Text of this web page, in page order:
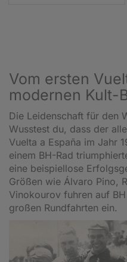
Vom ersten
modernen Kult-
Die Leidenschaft für den
Wusstest du, dass der
Vuelta a España im Jahr
einem BH-Rad
eine beispiellose
Größen wie Álvaro Pino,
Vinokourov fuhren auf
großen Rundfahrten ein.